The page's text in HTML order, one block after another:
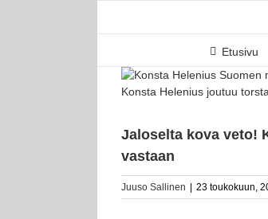
Etusivu
Katso
kuvaa
Konsta Helenius joutuu
Jaloselta kova veto!
vastaan
Juuso Sallinen 23 toukokuun,